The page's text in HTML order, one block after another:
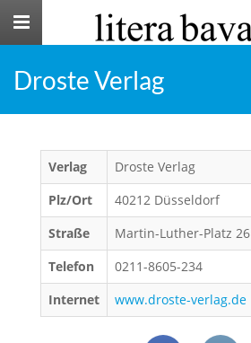
Toggle
Droste Verlag
Verlag
Droste Verlag
Plz/Ort
40212 Düsseldorf
Straße
Martin-Luther-Platz 26
Telefon
0211-8605-234
Internet
www.droste-verlag.de